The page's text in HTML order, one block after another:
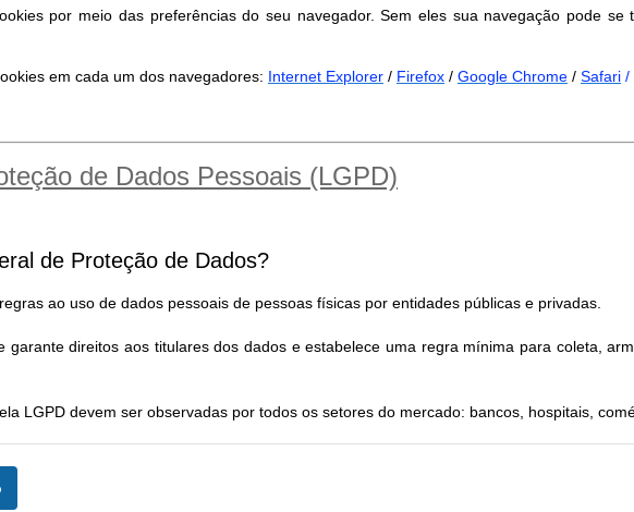
por meio das preferências do seu navegador. Sem eles sua navegação pode
em cada um dos navegadores: Internet Explorer / Firefox / Google Chrome / Safari /
de Dados Pessoais (LGPD)
de Proteção de Dados?
ao uso de dados pessoais de pessoas físicas por entidades públicas e privadas.
garante direitos aos titulares dos dados e estabelece uma regra mínima para coleta,
LGPD devem ser observadas por todos os setores do mercado: bancos, hospitais,